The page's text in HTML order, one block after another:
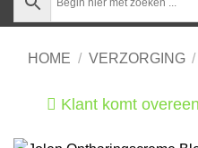
HOME / VERZORGING /
Klant komt